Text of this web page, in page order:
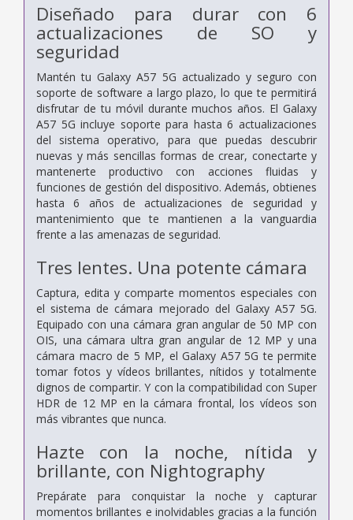
Diseñado para durar con 6
actualizaciones de SO y
seguridad
Mantén tu Galaxy A57 5G actualizado y seguro con
soporte de software a largo plazo, lo que te permitirá
disfrutar de tu móvil durante muchos años. El Galaxy
A57 5G incluye soporte para hasta 6 actualizaciones
del sistema operativo, para que puedas descubrir
nuevas y más sencillas formas de crear, conectarte y
mantenerte productivo con acciones fluidas y
funciones de gestión del dispositivo. Además, obtienes
hasta 6 años de actualizaciones de seguridad y
mantenimiento que te mantienen a la vanguardia
frente a las amenazas de seguridad.
Tres lentes. Una potente cámara
Captura, edita y comparte momentos especiales con
el sistema de cámara mejorado del Galaxy A57 5G.
Equipado con una cámara gran angular de 50 MP con
OIS, una cámara ultra gran angular de 12 MP y una
cámara macro de 5 MP, el Galaxy A57 5G te permite
tomar fotos y vídeos brillantes, nítidos y totalmente
dignos de compartir. Y con la compatibilidad con Super
HDR de 12 MP en la cámara frontal, los vídeos son
más vibrantes que nunca.
Hazte con la noche, nítida y
brillante, con Nightography
Prepárate para conquistar la noche y capturar
momentos brillantes e inolvidables gracias a la función